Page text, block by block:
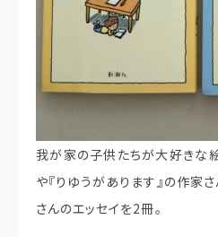
我が家の子供たちが大好きな
や『りゆうがあります』の作家
さんのエッセイを2冊。